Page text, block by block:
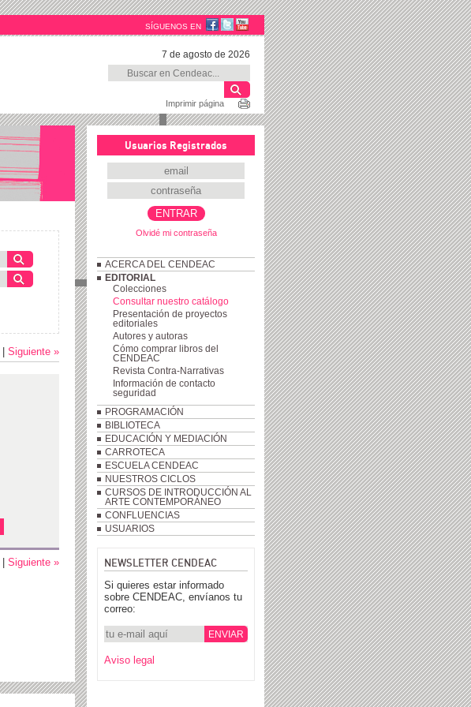
SÍGUENOS EN
7 de agosto de 2026
Imprimir página
Usuarios Registrados
Olvidé mi contraseña
ACERCA DEL CENDEAC
EDITORIAL
Colecciones
Consultar nuestro catálogo
Presentación de proyectos
editoriales
Autores y autoras
Cómo comprar libros del
CENDEAC
Revista Contra-Narrativas
Información de contacto
seguridad
PROGRAMACIÓN
BIBLIOTECA
EDUCACIÓN Y MEDIACIÓN
CARROTECA
ESCUELA CENDEAC
NUESTROS CICLOS
CURSOS DE INTRODUCCIÓN AL
ARTE CONTEMPORÁNEO
CONFLUENCIAS
USUARIOS
NEWSLETTER CENDEAC
Si quieres estar informado
sobre CENDEAC, envíanos tu
correo:
Aviso legal
Siguiente »
Siguiente »